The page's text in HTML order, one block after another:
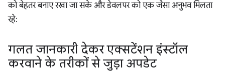
को बेहतर बनाए रखा जा सके और डेवलपर को एक जैसा अनुभव मिलता
रहे:
गलत जानकारी देकर एक्सटेंशन इंस्टॉल
करवाने के तरीकों से जुड़ा अपडेट